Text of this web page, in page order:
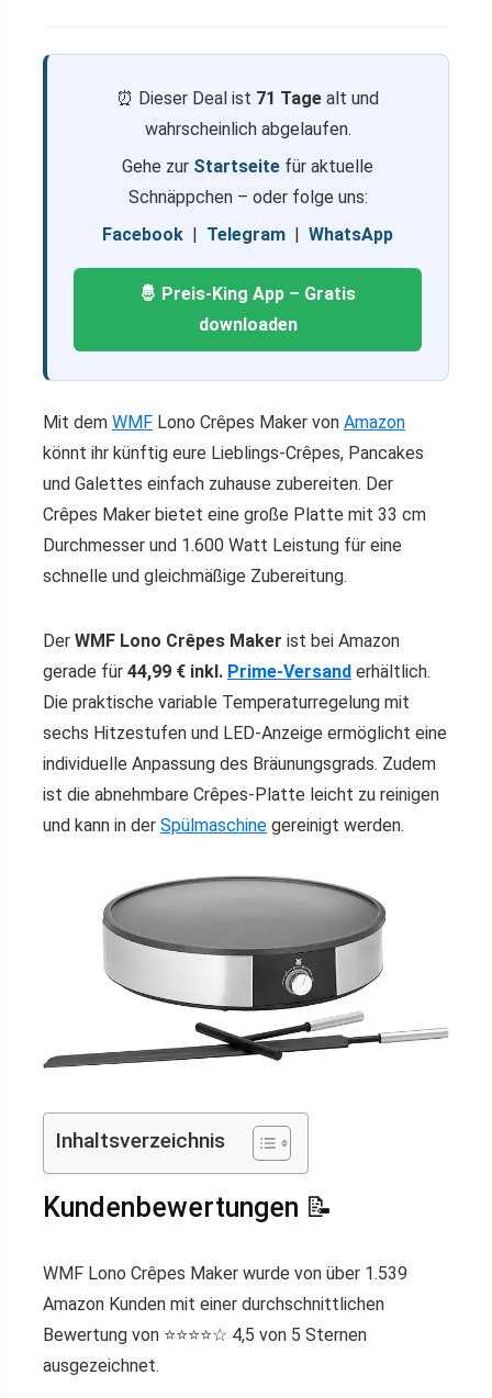
⏰ Dieser Deal ist 71 Tage alt und
wahrscheinlich abgelaufen.
Gehe zur Startseite für aktuelle
Schnäppchen – oder folge uns:
Facebook | Telegram | WhatsApp
🤴 Preis-King App – Gratis
downloaden
Mit dem WMF Lono Crêpes Maker von Amazon
könnt ihr künftig eure Lieblings-Crêpes, Pancakes
und Galettes einfach zuhause zubereiten. Der
Crêpes Maker bietet eine große Platte mit 33 cm
Durchmesser und 1.600 Watt Leistung für eine
schnelle und gleichmäßige Zubereitung.
Der WMF Lono Crêpes Maker ist bei Amazon
gerade für 44,99 € inkl. Prime-Versand erhältlich.
Die praktische variable Temperaturregelung mit
sechs Hitzestufen und LED-Anzeige ermöglicht eine
individuelle Anpassung des Bräunungsgrads. Zudem
ist die abnehmbare Crêpes-Platte leicht zu reinigen
und kann in der Spülmaschine gereinigt werden.
Inhaltsverzeichnis
Kundenbewertungen 📝
WMF Lono Crêpes Maker wurde von über 1.539
Amazon Kunden mit einer durchschnittlichen
Bewertung von ⭐️⭐️⭐️⭐️☆ 4,5 von 5 Sternen
ausgezeichnet.